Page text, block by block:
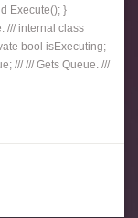
Execute(); }
/// internal class
bool isExecuting;
/// /// Gets Queue. ///